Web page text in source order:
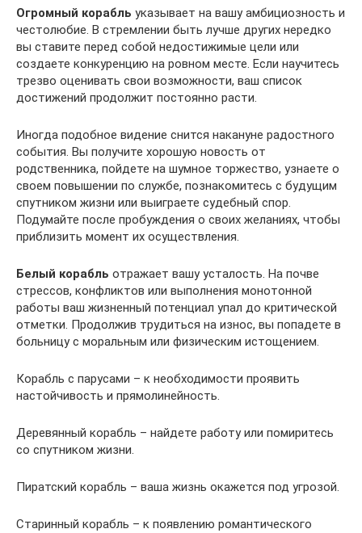
Огромный корабль указывает на вашу амбициозность и
честолюбие. В стремлении быть лучше других нередко
вы ставите перед собой недостижимые цели или
создаете конкуренцию на ровном месте. Если научитесь
трезво оценивать свои возможности, ваш список
достижений продолжит постоянно расти.
Иногда подобное видение снится накануне радостного
события. Вы получите хорошую новость от
родственника, пойдете на шумное торжество, узнаете о
своем повышении по службе, познакомитесь с будущим
спутником жизни или выиграете судебный спор.
Подумайте после пробуждения о своих желаниях, чтобы
приблизить момент их осуществления.
Белый корабль отражает вашу усталость. На почве
стрессов, конфликтов или выполнения монотонной
работы ваш жизненный потенциал упал до критической
отметки. Продолжив трудиться на износ, вы попадете в
больницу с моральным или физическим истощением.
Корабль с парусами – к необходимости проявить
настойчивость и прямолинейность.
Деревянный корабль – найдете работу или помиритесь
со спутником жизни.
Пиратский корабль – ваша жизнь окажется под угрозой.
Старинный корабль – к появлению романтического